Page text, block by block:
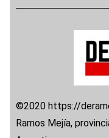
©2020 https://
Ramos Mejía,